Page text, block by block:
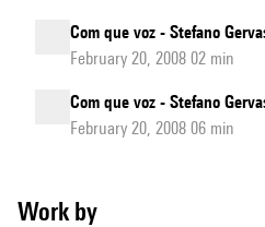
Com que voz - Stefano
February 20, 2008 02 min
Com que voz - Stefano
February 20, 2008 06 min
Work by